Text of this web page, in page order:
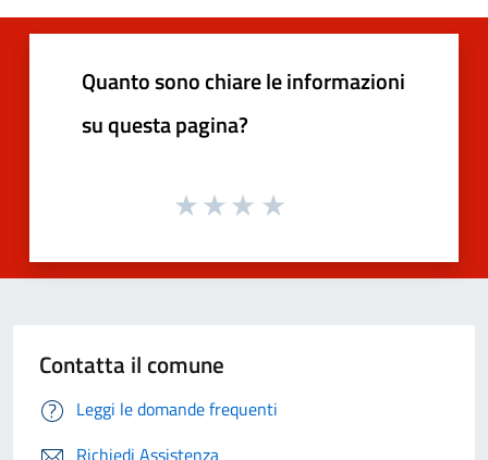
Quanto sono chiare le informazioni
su questa pagina?
Contatta il comune
Leggi le domande frequenti
Richiedi Assistenza